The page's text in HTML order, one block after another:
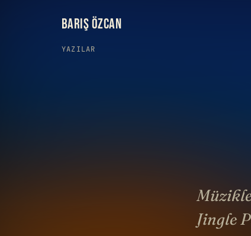
BARIŞ ÖZCAN
YAZILAR
Jingle